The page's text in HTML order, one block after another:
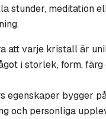
stunder, meditation
att varje kristall är
i storlek, form, färg
egenskaper bygger
och personliga